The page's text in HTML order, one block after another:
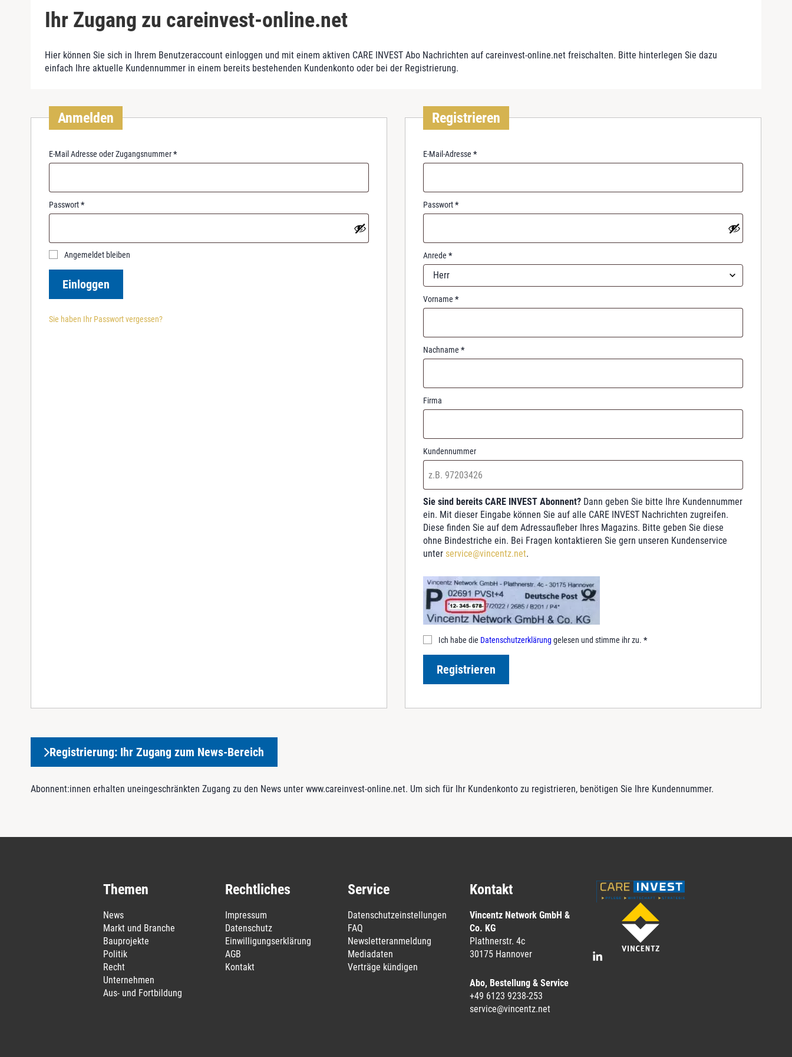
Ihr Zugang zu careinvest-online.net
Hier können Sie sich in Ihrem Benutzeraccount einloggen und mit einem aktiven CARE INVEST Abo Nachrichten auf careinvest-online.net freischalten. Bitte hinterlegen Sie dazu
einfach Ihre aktuelle Kundennummer in einem bereits bestehenden Kundenkonto oder bei der Registrierung.
Anmelden
E-Mail Adresse oder Zugangsnummer*R
e
u
r
Passwort*R
e
u
i
d
Angemeldet bleiben
Einloggen
Sie haben Ihr Passwort vergessen?
Registrieren
E-Mail-Adresse *R
e
u
r
Passwort*R
e
u
r
Anrede *
Herr
Vorname *
Nachname *
Firma
Kundennummer
Sie sind bereits CARE INVEST Abonnent? Dann geben Sie bitte Ihre Kundennummer
ein. Mit dieser Eingabe können Sie auf alle CARE INVEST Nachrichten zugreifen.
Diese finden Sie auf dem Adressaufleber Ihres Magazins. Bitte geben Sie diese
ohne Bindestriche ein. Bei Fragen kontaktieren Sie gern unseren Kundenservice
unter service@vincentz.net.
Ich habe die Datenschutzerklärung gelesen und stimme ihr zu. *
Registrieren
Registrierung: Ihr Zugang zum News-Bereich
Abonnent:innen erhalten uneingeschränkten Zugang zu den News unter www.careinvest-online.net. Um sich für Ihr Kundenkonto zu registrieren, benötigen Sie Ihre Kundennummer.
Themen
News
Markt und Branche
Bauprojekte
Politik
Recht
Unternehmen
Aus- und Fortbildung
Rechtliches
Impressum
Datenschutz
Einwilligungserklärung
AGB
Kontakt
Service
Datenschutzeinstellungen
FAQ
Newsletteranmeldung
Mediadaten
Verträge kündigen
Kontakt
Vincentz Network GmbH &
Co. KG
Plathnerstr. 4c
30175 Hannover
Abo, Bestellung & Service
+49 6123 9238-253
service@vincentz.net